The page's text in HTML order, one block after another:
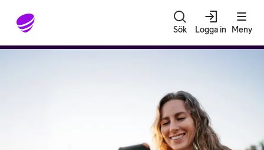
Gå till sidans innehåll
Sök Logga in Meny